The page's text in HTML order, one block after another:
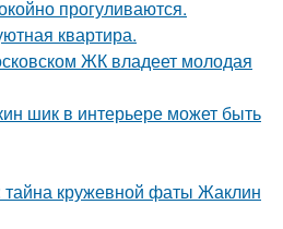
прогуливаются.
квартира.
ЖК владеет молодая
шик в интерьере может быть
кружевной фаты Жаклин